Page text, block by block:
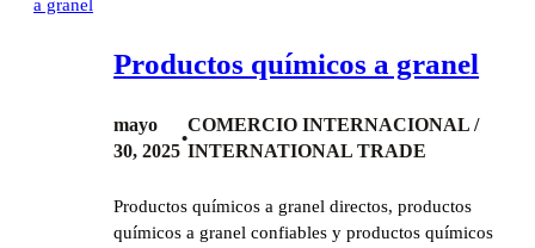
Productos químicos a granel
mayo
30, 2025
•
COMERCIO INTERNACIONAL /
INTERNATIONAL TRADE
Productos químicos a granel directos, productos
químicos a granel confiables y productos químicos